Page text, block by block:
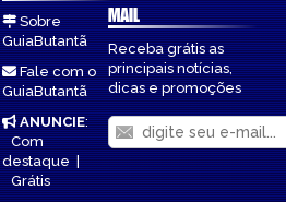
Sobre
GuiaButantã
Fale com o
GuiaButantã
ANUNCIE:
Com
destaque|
Grátis
MAIL
Receba grátis as
principais notícias,
dicas e promoções